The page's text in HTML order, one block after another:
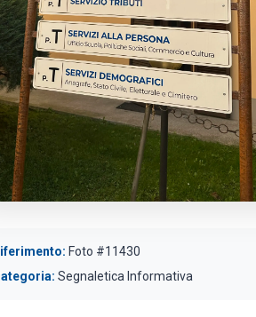
Foto #11430
Segnaletica Informativa